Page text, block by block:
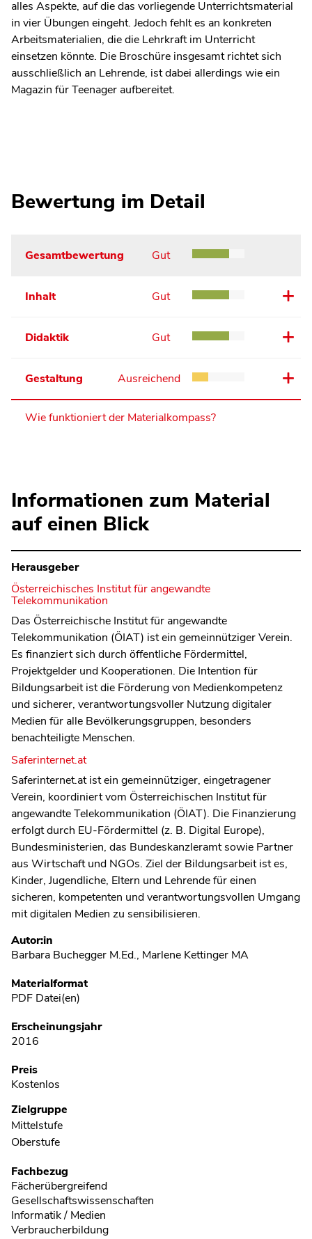
alles Aspekte, auf die das vorliegende Unterrichtsmaterial
in vier Übungen eingeht. Jedoch fehlt es an konkreten
Arbeitsmaterialien, die die Lehrkraft im Unterricht
einsetzen könnte. Die Broschüre insgesamt richtet sich
ausschließlich an Lehrende, ist dabei allerdings wie ein
Magazin für Teenager aufbereitet.
Bewertung im Detail
Gesamtbewertung Gut
Inhalt Gut
Didaktik Gut
Gestaltung Ausreichend
Wie funktioniert der Materialkompass?
Informationen zum Material
auf einen Blick
Herausgeber
Österreichisches Institut für angewandte
Telekommunikation
Das Österreichische Institut für angewandte
Telekommunikation (ÖIAT) ist ein gemeinnütziger Verein.
Es finanziert sich durch öffentliche Fördermittel,
Projektgelder und Kooperationen. Die Intention für
Bildungsarbeit ist die Förderung von Medienkompetenz
und sicherer, verantwortungsvoller Nutzung digitaler
Medien für alle Bevölkerungsgruppen, besonders
benachteiligte Menschen.
Saferinternet.at
Saferinternet.at ist ein gemeinnütziger, eingetragener
Verein, koordiniert vom Österreichischen Institut für
angewandte Telekommunikation (ÖIAT). Die Finanzierung
erfolgt durch EU-Fördermittel (z. B. Digital Europe),
Bundesministerien, das Bundeskanzleramt sowie Partner
aus Wirtschaft und NGOs. Ziel der Bildungsarbeit ist es,
Kinder, Jugendliche, Eltern und Lehrende für einen
sicheren, kompetenten und verantwortungsvollen Umgang
mit digitalen Medien zu sensibilisieren.
Metadaten
Autor:in
Barbara Buchegger M.Ed., Marlene Kettinger MA
Materialformat
PDF Datei(en)
Erscheinungsjahr
2016
Preis
Kostenlos
Zielgruppe
Mittelstufe
Oberstufe
Fachbezug
Fächerübergreifend
Gesellschaftswissenschaften
Informatik / Medien
Verbraucherbildung